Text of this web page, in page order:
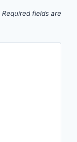
Required fields are